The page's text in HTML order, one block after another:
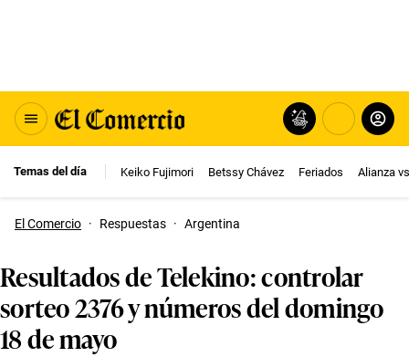
Temas del día Keiko Fujimori Betssy Chávez Feriados Alianza
El Comercio · Respuestas · Argentina
Resultados de Telekino: controlar
sorteo 2376 y números del domingo
18 de mayo